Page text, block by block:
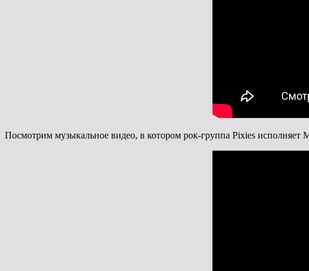
Посмотрим музыкальное видео, в котором рок-группа Pixies исполняет